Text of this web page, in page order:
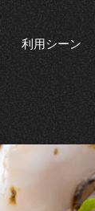
利用シーン